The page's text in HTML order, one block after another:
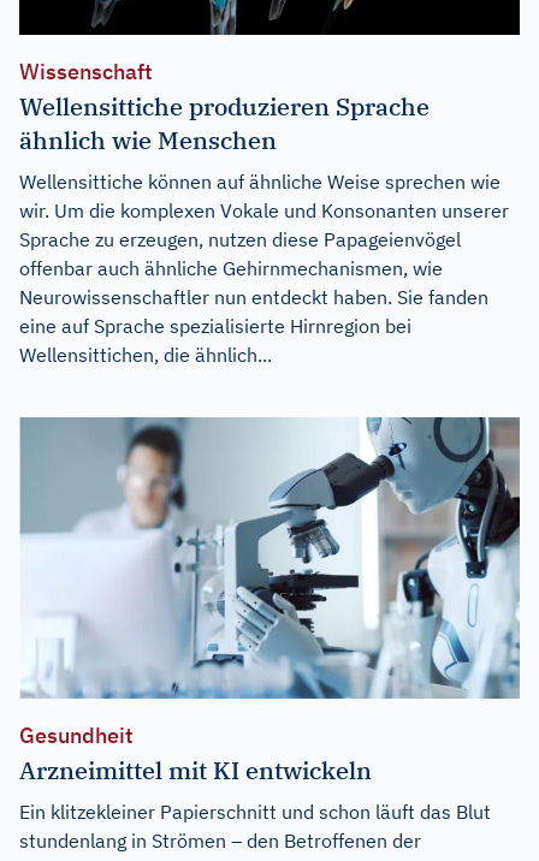
Wissenschaft
Wellensittiche produzieren Sprache
ähnlich wie Menschen
Wellensittiche können auf ähnliche Weise sprechen wie
wir. Um die komplexen Vokale und Konsonanten unserer
Sprache zu erzeugen, nutzen diese Papageienvögel
offenbar auch ähnliche Gehirnmechanismen, wie
Neurowissenschaftler nun entdeckt haben. Sie fanden
eine auf Sprache spezialisierte Hirnregion bei
Wellensittichen, die ähnlich...
Gesundheit
Arzneimittel mit KI entwickeln
Ein klitzekleiner Papierschnitt und schon läuft das Blut
stundenlang in Strömen – den Betroffenen der